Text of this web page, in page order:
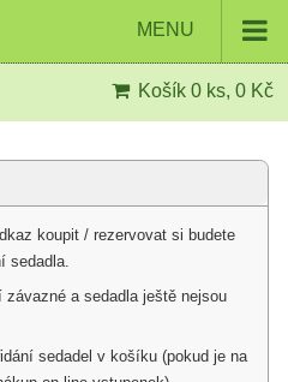
MENU
Košík 0 ks, 0 Kč
koupit / rezervovat si budete
sedadla.
a sedadla ještě nejsou
sedadel v košíku (pokud je na